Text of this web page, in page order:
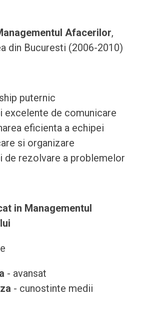
Afacerilor,
din Bucuresti (2006-2010)
puternic
excelente de comunicare
eficienta a echipei
si organizare
de rezolvare a problemelor
in Managementul
- avansat
- cunostinte medii